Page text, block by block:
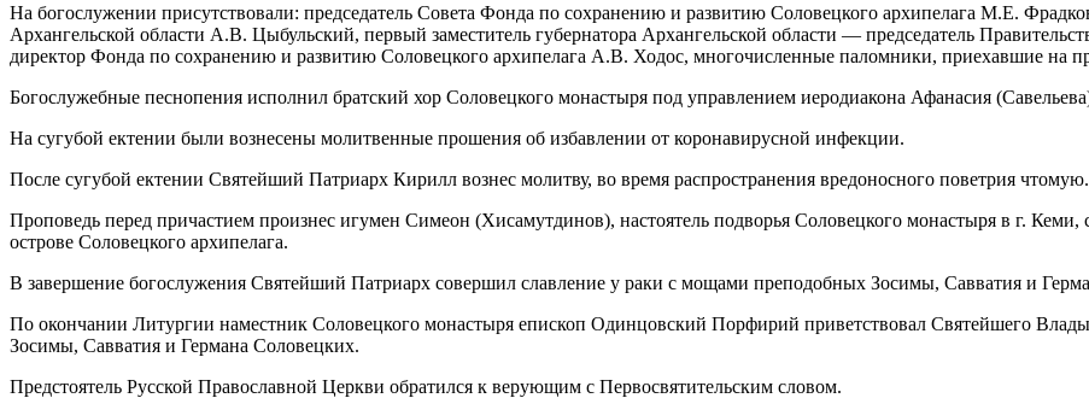
На богослужении присутствовали: председатель Совета Фонда по сохранению и развитию Соловецкого архипелага М.Е.
Архангельской области А.В. Цыбульский, первый заместитель губернатора Архангельской области — председатель
директор Фонда по сохранению и развитию Соловецкого архипелага А.В. Ходос, многочисленные паломники, приехавшие на
Богослужебные песнопения исполнил братский хор Соловецкого монастыря под управлением иеродиакона Афанасия
На сугубой ектении были вознесены молитвенные прошения об избавлении от коронавирусной инфекции.
После сугубой ектении Святейший Патриарх Кирилл вознес молитву, во время распространения вредоносного поветрия чтомую.
Проповедь перед причастием произнес игумен Симеон (Хисамутдинов), настоятель подворья Соловецкого монастыря в г.
острове Соловецкого архипелага.
В завершение богослужения Святейший Патриарх совершил славление у раки с мощами преподобных Зосимы, Савватия и
По окончании Литургии наместник Соловецкого монастыря епископ Одинцовский Порфирий приветствовал Святейшего
Зосимы, Савватия и Германа Соловецких.
Предстоятель Русской Православной Церкви обратился к верующим с Первосвятительским словом.